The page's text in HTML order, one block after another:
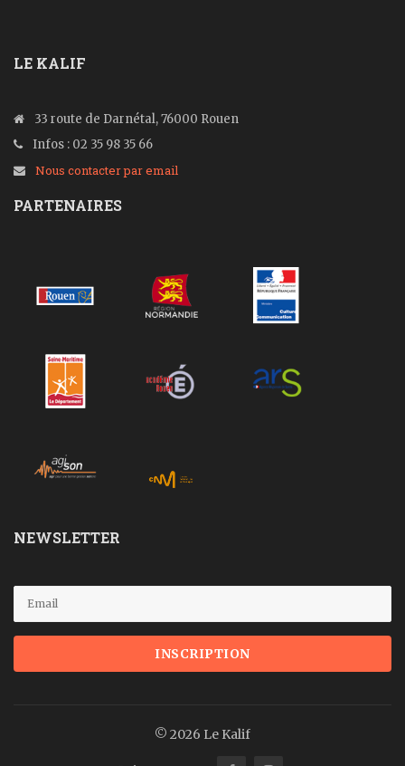
LE KALIF
33 route de Darnétal, 76000 Rouen
Infos : 02 35 98 35 66
Nous contacter par email
PARTENAIRES
NEWSLETTER
© 2026 Le Kalif